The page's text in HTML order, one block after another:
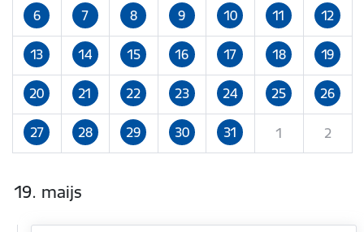
6 7 8 9 10 11 12
13 14 15 16 17 18 19
20 21 22 23 24 25 26
27 28 29 30 31 1 2
19. maijs